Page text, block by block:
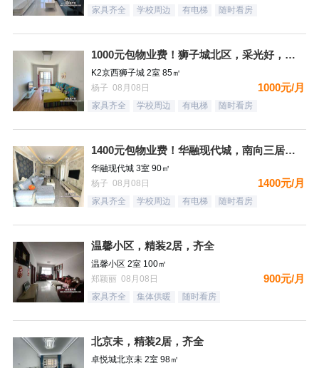
家具齐全 学校周边 有电梯 随时看房
1000元包物业费！狮子城北区，采光好，都齐全，3个空调，拎
K2京西狮子城 2室 85㎡
杨子 08月08日
1000元/月
家具齐全 学校周边 有电梯 随时看房
1400元包物业费！华融现代城，南向三居，豪装自住标准，都齐
华融现代城 3室 90㎡
杨子 08月08日
1400元/月
家具齐全 学校周边 有电梯 随时看房
温馨小区，精装2居，齐全
温馨小区 2室 100㎡
郑颖丽 08月08日
900元/月
家具齐全 集体供暖 随时看房
北京未，精装2居，齐全
卓悦城北京未 2室 98㎡